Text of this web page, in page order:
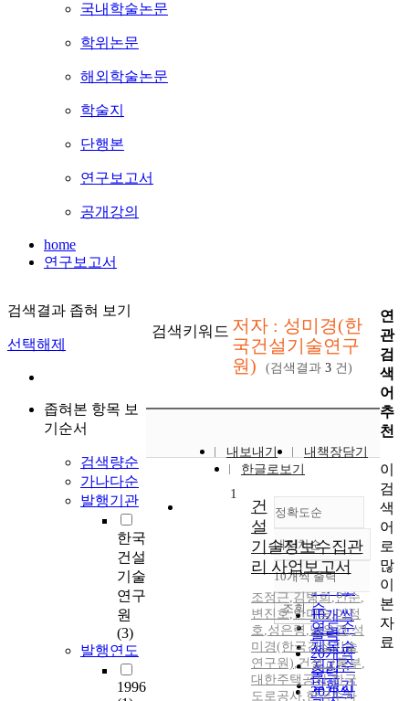
국내학술논문
학위논문
해외학술논문
학술지
단행본
연구보고서
공개강의
home
연구보고서
검색결과 좁혀 보기
선택해제
좁혀본 항목 보
기순서
검색량순
가나다순
발행기관
한국
건설
기술
연구
원
(3)
발행연도
1996
검색키워드 저자 : 성미경(한
국건설기술연구
원)
(검색결과 3 건)
내보내기
내책장담기
한글로보기
정확도순
정확도
순
인기도
순
연도순
제목순
저자순
발행기
내림차순
내림차순
10개씩 출력
10개씩
출력
20개씩
출력
30개씩
조회
1
건
설
기술정보수집관
리 사업보고서
조정근,김병희,안순,
변진호,안미숙,이정
호,성은령 ,남은경,성
미경(한국건설기술
연구원),건설교통부,
대한주택공사,한국
도로공사,한국수자
연
관
검
색
어
추
천
이
검
색
어
로
많
이
본
자
료